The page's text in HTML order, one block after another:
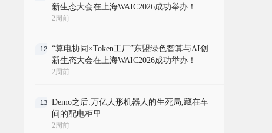
新生态大会在上海WAIC2026成功举办！
2周前
12
“算电协同×Token工厂”东盟绿色智算与AI创
新生态大会在上海WAIC2026成功举办！
2周前
13
Demo之后:万亿人形机器人的生死局,藏在车
间的配电柜里
2周前